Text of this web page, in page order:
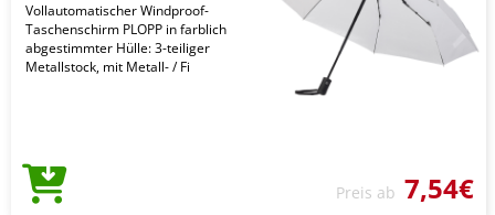
Vollautomatischer Windproof-
Taschenschirm PLOPP in farblich
abgestimmter Hülle: 3-teiliger
Metallstock, mit Metall- / Fi
Preis ab 7,54€